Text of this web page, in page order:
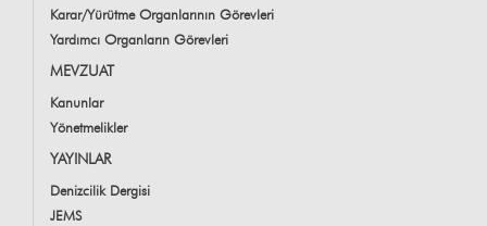
Karar/Yürütme Organlarının Görevleri
Yardımcı Organların Görevleri
MEVZUAT
Kanunlar
Yönetmelikler
YAYINLAR
Denizcilik Dergisi
JEMS